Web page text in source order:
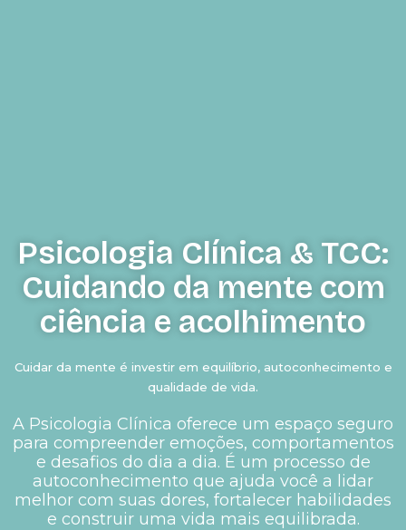
Psicologia Clínica & TCC:
Cuidando da mente com
ciência e acolhimento
Cuidar da mente é investir em equilíbrio, autoconhecimento e
qualidade de vida.
A Psicologia Clínica oferece um espaço seguro
para compreender emoções, comportamentos
e desafios do dia a dia. É um processo de
autoconhecimento que ajuda você a lidar
melhor com suas dores, fortalecer habilidades
e construir uma vida mais equilibrada.